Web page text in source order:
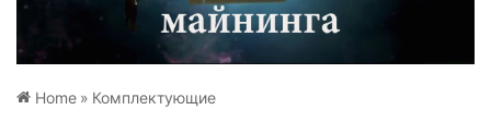
Home » Комплектующие